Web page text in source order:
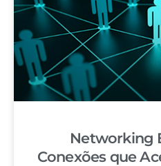
Networking
Conexões que